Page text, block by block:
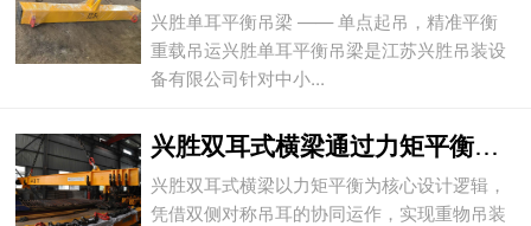
兴胜单耳平衡吊梁 —— 单点起吊，精准平衡
重载吊运兴胜单耳平衡吊梁是江苏兴胜吊装设
备有限公司针对中小...
兴胜双耳式横梁通过力矩平衡实现重物平稳吊
兴胜双耳式横梁以力矩平衡为核心设计逻辑，
凭借双侧对称吊耳的协同运作，实现重物吊装